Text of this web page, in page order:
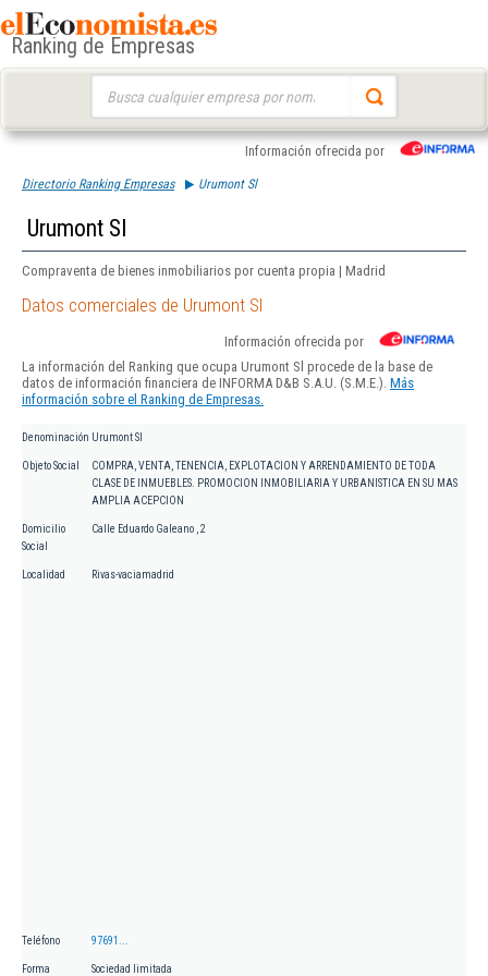
Ranking de Empresas
Información ofrecida por
Directorio Ranking Empresas Urumont Sl
Urumont Sl
Compraventa de bienes inmobiliarios por cuenta propia | Madrid
Datos comerciales de Urumont Sl
Información ofrecida por
La información del Ranking que ocupa Urumont Sl procede de la base de
datos de información financiera de INFORMA D&B S.A.U. (S.M.E.). Más
información sobre el Ranking de Empresas.
Denominación Urumont Sl
Objeto Social
COMPRA, VENTA, TENENCIA, EXPLOTACION Y ARRENDAMIENTO DE TODA
CLASE DE INMUEBLES. PROMOCION INMOBILIARIA Y URBANISTICA EN SU MAS
AMPLIA ACEPCION
Domicilio
Social
Calle Eduardo Galeano , 2
Localidad Rivas-vaciamadrid
Teléfono 97691...
Forma Sociedad limitada